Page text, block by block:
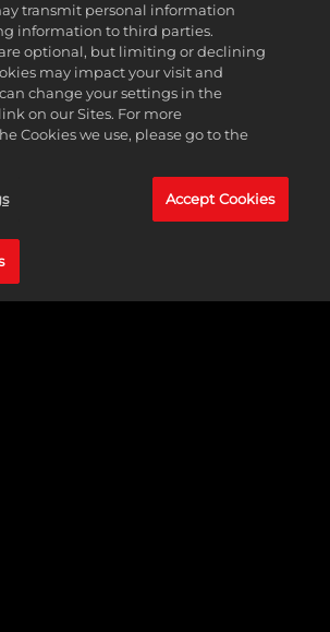
transmit personal information
information to third parties.
optional, but limiting or declining
may impact your visit and
change your settings in the
on our Sites. For more
Cookies we use, please go to the
Accept Cookies